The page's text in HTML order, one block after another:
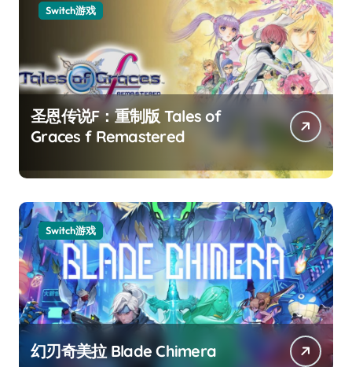
Switch游戏
圣恩传说F：重制版 Tales of
Graces f Remastered
Switch游戏
幻刃奇美拉 Blade Chimera